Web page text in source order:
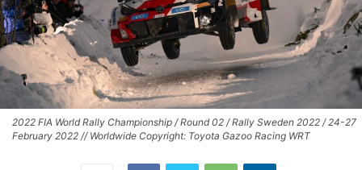
2022 FIA World Rally Championship / Round 02 / Rally Sweden 2022 / 24-27
February 2022 // Worldwide Copyright: Toyota Gazoo Racing WRT